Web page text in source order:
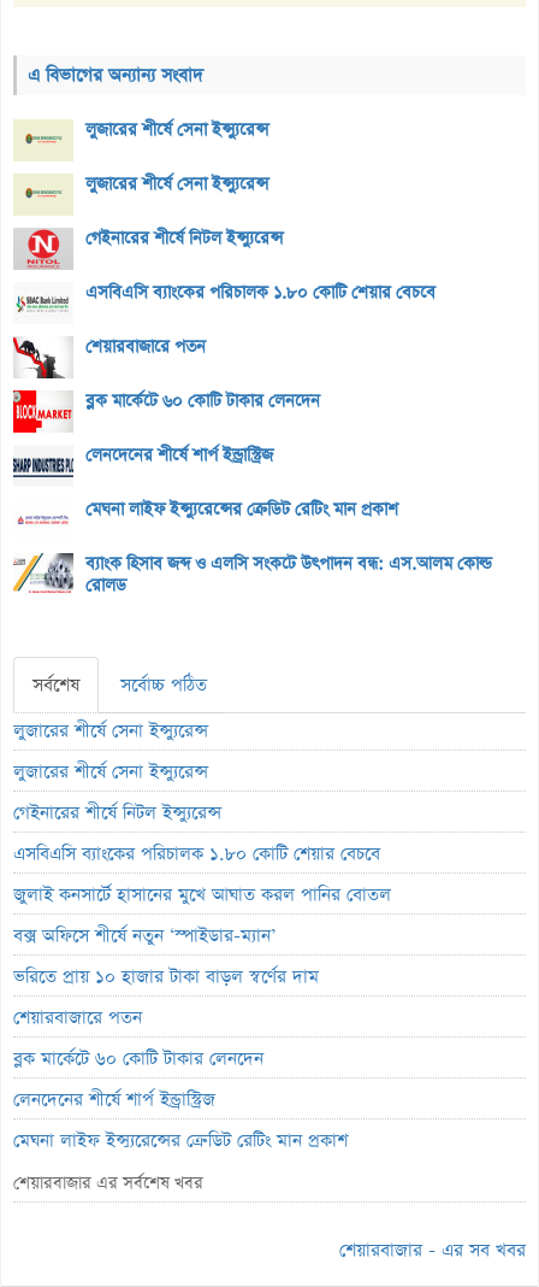
এ বিভাগের অন্যান্য সংবাদ
লুজারের শীর্ষে সেনা ইন্স্যুরেন্স
লুজারের শীর্ষে সেনা ইন্স্যুরেন্স
গেইনারের শীর্ষে নিটল ইন্স্যুরেন্স
এসবিএসি ব্যাংকের পরিচালক ১.৮০ কোটি শেয়ার বেচবে
শেয়ারবাজারে পতন
ব্লক মার্কেটে ৬০ কোটি টাকার লেনদেন
লেনদেনের শীর্ষে শার্প ইন্ড্রাস্ট্রিজ
মেঘনা লাইফ ইন্স্যুরেন্সের ক্রেডিট রেটিং মান প্রকাশ
ব্যাংক হিসাব জব্দ ও এলসি সংকটে উৎপাদন বন্ধ: এস.আলম কোল্ড
রোলড
সর্বশেষ
সর্বোচ্চ পঠিত
লুজারের শীর্ষে সেনা ইন্স্যুরেন্স
লুজারের শীর্ষে সেনা ইন্স্যুরেন্স
গেইনারের শীর্ষে নিটল ইন্স্যুরেন্স
এসবিএসি ব্যাংকের পরিচালক ১.৮০ কোটি শেয়ার বেচবে
জুলাই কনসার্টে হাসানের মুখে আঘাত করল পানির বোতল
বক্স অফিসে শীর্ষে নতুন ‘স্পাইডার-ম্যান’
ভরিতে প্রায় ১০ হাজার টাকা বাড়ল স্বর্ণের দাম
শেয়ারবাজারে পতন
ব্লক মার্কেটে ৬০ কোটি টাকার লেনদেন
লেনদেনের শীর্ষে শার্প ইন্ড্রাস্ট্রিজ
মেঘনা লাইফ ইন্স্যুরেন্সের ক্রেডিট রেটিং মান প্রকাশ
ব্যাংক হিসাব জব্দ ও এলসি সংকটে উৎপাদন বন্ধ: এস.আলম কোল্ড রোলড
শেয়ারবাজার এর সর্বশেষ খবর
শেয়ারবাজার - এর সব খবর